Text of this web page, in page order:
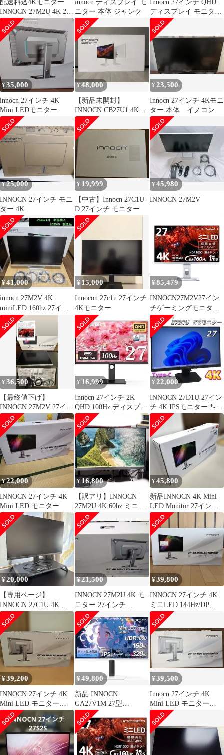
配送料込4Kモニター
INNOCN 27M2U 4K 27
インチ
innocn ディスプレイ モ
ニター 本体 ジャンク
Innocn 27インチ QHD
ディスプレイ モニター
本体
¥35,000
innocn 27インチ 4K
Mini LEDモニター
¥48,000
【新品未開封】
INNOCN CB27U1 4Kモ
ニター
¥ 23,500
Innocn 27インチ 4Kモニ
ター 本体 イノコン
¥25,000
INNOCN 27インチ モニ
ター 4K
¥ 19,999
【中古】Innocn 27C1U-
D 27インチ モニター
¥45,980
INNOCN 27M2V
¥41,000
innocn 27M2V 4K
miniLED 160hz 27イン
チ
¥15,000
Innocon 27c1u 27インチ
4Kモニター
¥ 85,479
INNOCN27M2V27イン
チゲーミングモニター
4KミニLEDモニター
160Hz/144Hz1ms応答速
¥36,500
【最終値下げ】
INNOCN 27M2V 27イン
チ 4k
¥ 16,999
Innocn 27インチ 2K
QHD 100Hz ディスプレ
イ 27
¥22,000
INNOCN 27D1U 27イン
チ 4K IPSモニター *-*
2025年製
¥22,000
INNOCN 27インチ 4K
Mini LED モニター
¥ 16,800
【訳アリ】INNOCN
27M2U 4K 60hz ミニ
LED 27インチ
¥45,800
新品INNOCN 4K Mini
LED Monitor 27インチ
27M2V
¥20,000
【専用ページ】
INNOCN 27C1U 4K モ
ニター 27インチ
¥21,500
INNOCN 27M2U 4K モ
ニター 27インチ
miniLED HDR
¥39,800
INNOCN 27インチ 4K
ミニLED 144Hz/DP
27M2V
¥39,200
INNOCN 27インチ 4K
Mini LED モニター
27M2V 本体
¥49,800
新品 INNOCN
GA27V1M 27型
4K/160Hz FHD/320Hz
¥39,500
Innocn 27インチ 4K
Mini LED モニター
27M2V